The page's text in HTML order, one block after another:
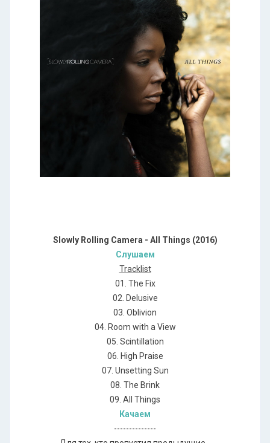
Slowly Rolling Camera - All Things (2016)
Слушаем
Tracklist
01. The Fix
02. Delusive
03. Oblivion
04. Room with a View
05. Scintillation
06. High Praise
07. Unsetting Sun
08. The Brink
09. All Things
Качаем
--------------